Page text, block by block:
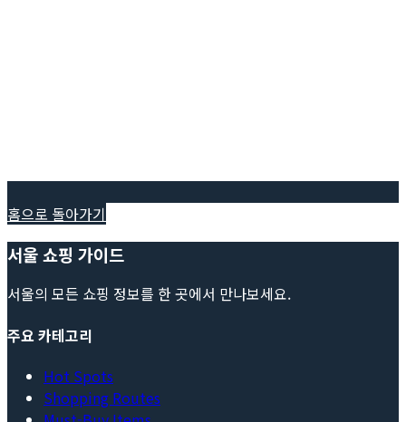
홈으로 돌아가기
서울 쇼핑 가이드
서울의 모든 쇼핑 정보를 한 곳에서 만나보세요.
주요 카테고리
Hot Spots
Shopping Routes